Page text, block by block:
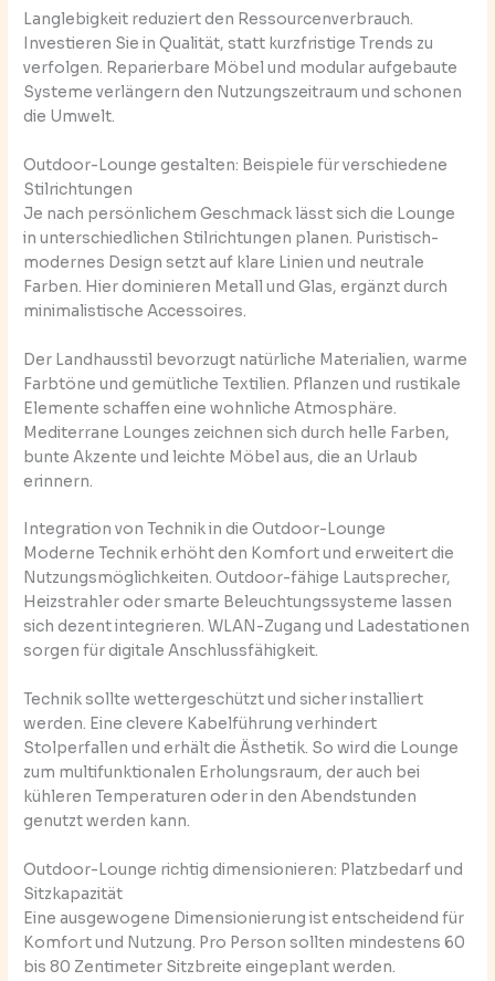
Langlebigkeit reduziert den Ressourcenverbrauch.
Investieren Sie in Qualität, statt kurzfristige Trends zu
verfolgen. Reparierbare Möbel und modular aufgebaute
Systeme verlängern den Nutzungszeitraum und schonen
die Umwelt.
Outdoor-Lounge gestalten: Beispiele für verschiedene
Stilrichtungen
Je nach persönlichem Geschmack lässt sich die Lounge
in unterschiedlichen Stilrichtungen planen. Puristisch-
modernes Design setzt auf klare Linien und neutrale
Farben. Hier dominieren Metall und Glas, ergänzt durch
minimalistische Accessoires.
Der Landhausstil bevorzugt natürliche Materialien, warme
Farbtöne und gemütliche Textilien. Pflanzen und rustikale
Elemente schaffen eine wohnliche Atmosphäre.
Mediterrane Lounges zeichnen sich durch helle Farben,
bunte Akzente und leichte Möbel aus, die an Urlaub
erinnern.
Integration von Technik in die Outdoor-Lounge
Moderne Technik erhöht den Komfort und erweitert die
Nutzungsmöglichkeiten. Outdoor-fähige Lautsprecher,
Heizstrahler oder smarte Beleuchtungssysteme lassen
sich dezent integrieren. WLAN-Zugang und Ladestationen
sorgen für digitale Anschlussfähigkeit.
Technik sollte wettergeschützt und sicher installiert
werden. Eine clevere Kabelführung verhindert
Stolperfallen und erhält die Ästhetik. So wird die Lounge
zum multifunktionalen Erholungsraum, der auch bei
kühleren Temperaturen oder in den Abendstunden
genutzt werden kann.
Outdoor-Lounge richtig dimensionieren: Platzbedarf und
Sitzkapazität
Eine ausgewogene Dimensionierung ist entscheidend für
Komfort und Nutzung. Pro Person sollten mindestens 60
bis 80 Zentimeter Sitzbreite eingeplant werden.